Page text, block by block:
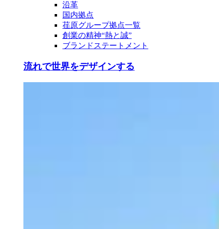
沿革
国内拠点
荏原グループ拠点一覧
創業の精神“熱と誠”
ブランドステートメント
流れで世界をデザインする